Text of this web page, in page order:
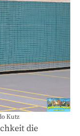
Kutz
die